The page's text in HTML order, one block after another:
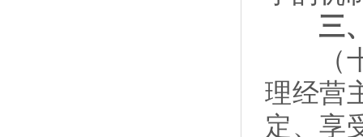
三、
（十
理经营
定、享